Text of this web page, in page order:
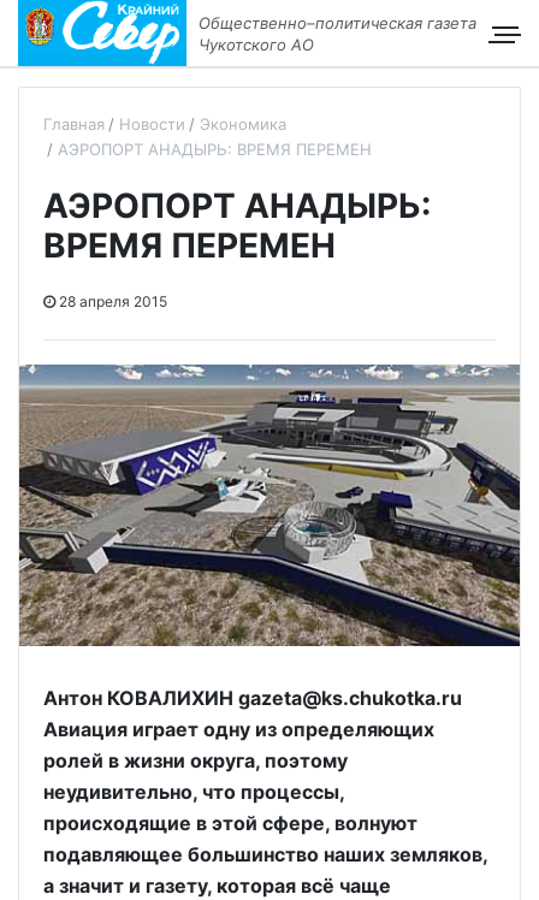
Общественно–политическая газета
Чукотского АО
Главная Новости
Экономика
АЭРОПОРТ АНАДЫРЬ: ВРЕМЯ ПЕРЕМЕН
АЭРОПОРТ АНАДЫРЬ:
ВРЕМЯ ПЕРЕМЕН
28 апреля 2015
Антон КОВАЛИХИН gazeta@ks.chukotka.ru
Авиация играет одну из определяющих
ролей в жизни округа, поэтому
неудивительно, что процессы,
происходящие в этой сфере, волнуют
подавляющее большинство наших земляков,
а значит и газету, которая всё чаще